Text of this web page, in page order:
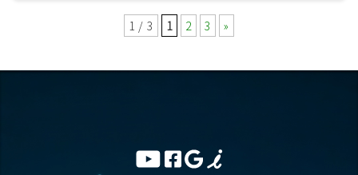
1 / 3 1 2 3 »